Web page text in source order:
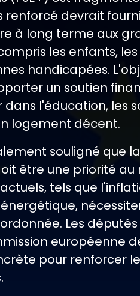
renforcé devrait
à long terme aux
les enfants,
handicapées.
un soutien
dans l'éducation, les
logement décent.
souligné que
être une priorité au
tels que
Les
européenne
pour renforcer